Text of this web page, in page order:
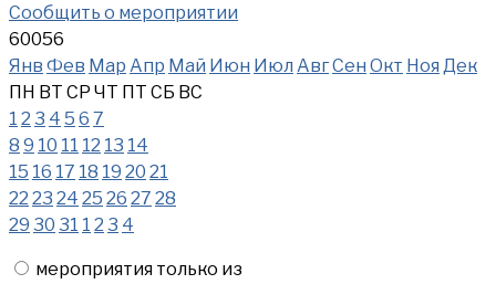
Сообщить о мероприятии
60056
Янв Фев Мар Апр Май Июн Июл АвгСен Окт Ноя Дек
ПН ВТ СР ЧТ ПТ СБ ВС
1 2 3 4 5 6 7
8 9 10 11 12 13 14
15 16 17 18 19 20 21
22 23 24 25 26 27 28
29 30 31 1 2 3 4
мероприятия только из